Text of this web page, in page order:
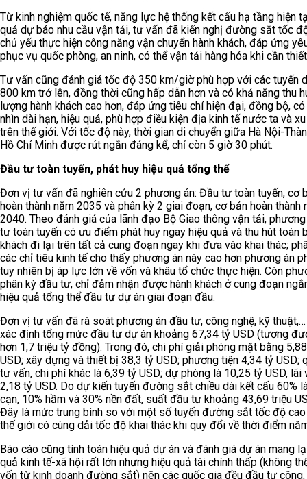
Từ kinh nghiệm quốc tế, năng lực hệ thống kết cấu hạ tầng hiện
quả dự báo nhu cầu vận tải, tư vấn đã kiến nghị đường sắt tốc
chủ yếu thực hiện công năng vận chuyển hành khách, đáp ứng
phục vụ quốc phòng, an ninh, có thể vận tải hàng hóa khi cần
Tư vấn cũng đánh giá tốc độ 350 km/giờ phù hợp với các tuyến
800 km trở lên, đồng thời cũng hấp dẫn hơn và có khả năng thu
lượng hành khách cao hơn, đáp ứng tiêu chí hiện đại, đồng bộ,
nhìn dài hạn, hiệu quả, phù hợp điều kiện địa kinh tế nước ta và
trên thế giới. Với tốc độ này, thời gian di chuyển giữa Hà Nội-
Hồ Chí Minh được rút ngắn đáng kể, chỉ còn 5 giờ 30 phút.
Đầu tư toàn tuyến, phát huy hiệu quả tổng thể
Đơn vị tư vấn đã nghiên cứu 2 phương án: Đầu tư toàn tuyến, cơ
hoàn thành năm 2035 và phân kỳ 2 giai đoạn, cơ bản hoàn thành
2040. Theo đánh giá của lãnh đạo Bộ Giao thông vận tải,
tư toàn tuyến có ưu điểm phát huy ngay hiệu quả và thu hút toàn
khách đi lại trên tất cả cung đoạn ngay khi đưa vào khai thác;
các chỉ tiêu kinh tế cho thấy phương án này cao hơn phương án
tuy nhiên bị áp lực lớn về vốn và khâu tổ chức thực hiện. Còn
phân kỳ đầu tư, chỉ đảm nhận được hành khách ở cung đoạn
hiệu quả tổng thể đầu tư dự án giai đoạn đầu.
Đơn vị tư vấn đã rà soát phương án đầu tư, công nghệ, kỹ
xác định tổng mức đầu tư dự án khoảng 67,34 tỷ USD (tương
hơn 1,7 triệu tỷ đồng). Trong đó, chi phí giải phóng mặt bằng
USD; xây dựng và thiết bị 38,3 tỷ USD; phương tiện 4,34 tỷ USD;
tư vấn, chi phí khác là 6,39 tỷ USD; dự phòng là 10,25 tỷ USD, lãi
2,18 tỷ USD. Do dự kiến tuyến đường sắt chiều dài kết cấu 60%
cạn, 10% hầm và 30% nền đất, suất đầu tư khoảng 43,69 triệu
Đây là mức trung bình so với một số tuyến đường sắt tốc độ
thế giới có cùng dải tốc độ khai thác khi quy đổi về thời điểm
Báo cáo cũng tính toán hiệu quả dự án và đánh giá dự án mang
quả kinh tế-xã hội rất lớn nhưng hiệu quả tài chính thấp (không
vốn từ kinh doanh đường sắt) nên các quốc gia đều đầu tư